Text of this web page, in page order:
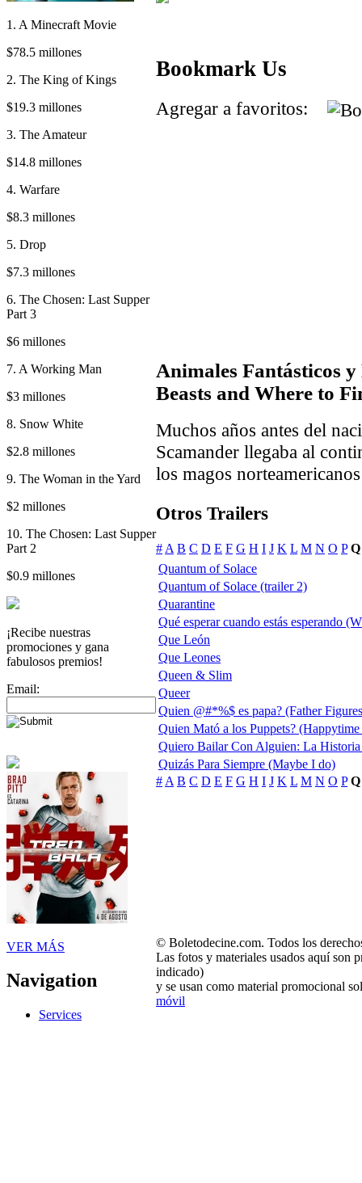
1. A Minecraft Movie
$78.5 millones
2. The King of Kings
$19.3 millones
3. The Amateur
$14.8 millones
4. Warfare
$8.3 millones
5. Drop
$7.3 millones
6. The Chosen: Last Supper
Part 3
$6 millones
7. A Working Man
$3 millones
8. Snow White
$2.8 millones
9. The Woman in the Yard
$2 millones
10. The Chosen: Last Supper
Part 2
$0.9 millones
¡Recibe nuestras
promociones y gana
fabulosos premios!
Email:
VER MÁS
Navigation
Services
Bookmark Us
Agregar a favoritos:
Animales Fantásticos
Beasts and Where to
Muchos años antes del
Scamander llegaba al
los magos
Otros Trailers
# A B C D E F G H I J K L M N O P Q
Quantum of Solace
Quantum of Solace (trailer 2)
Quarantine
Qué esperar cuando estás esperando
Que León
Que Leones
Queen & Slim
Queer
Quien @#*%$ es papa? (Father
Quien Mató a los Puppets?
Quiero Bailar Con Alguien: La
Quizás Para Siempre (Maybe I do)
# A B C D E F G H I J K L M N O P Q
© Boletodecine.com. Todos los
Las fotos y materiales usados aquí son
indicado)
y se usan como material promocional
móvil